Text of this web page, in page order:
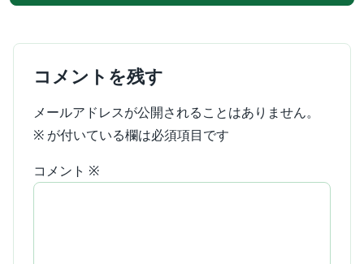
コメントを残す
メールアドレスが公開されることはありません。
※ が付いている欄は必須項目です
コメント ※